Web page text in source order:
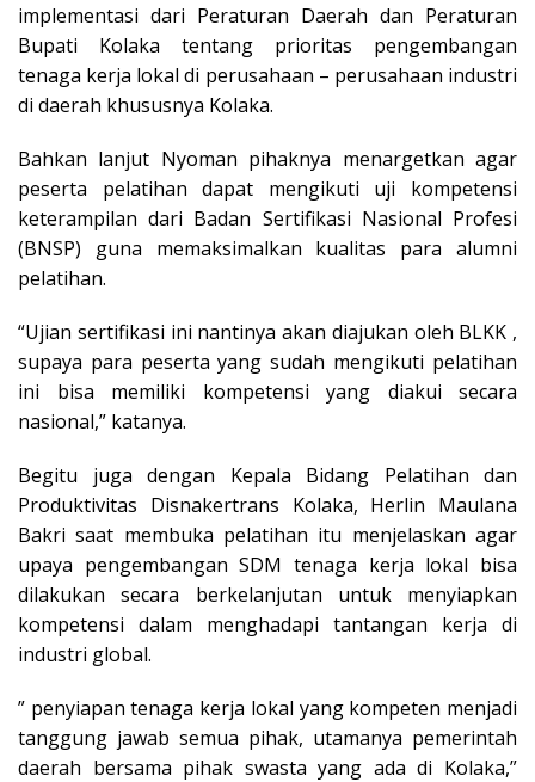
implementasi dari Peraturan Daerah dan Peraturan
Bupati Kolaka tentang prioritas pengembangan
tenaga kerja lokal di perusahaan – perusahaan industri
di daerah khususnya Kolaka.
Bahkan lanjut Nyoman pihaknya menargetkan agar
peserta pelatihan dapat mengikuti uji kompetensi
keterampilan dari Badan Sertifikasi Nasional Profesi
(BNSP) guna memaksimalkan kualitas para alumni
pelatihan.
“Ujian sertifikasi ini nantinya akan diajukan oleh BLKK ,
supaya para peserta yang sudah mengikuti pelatihan
ini bisa memiliki kompetensi yang diakui secara
nasional,” katanya.
Begitu juga dengan Kepala Bidang Pelatihan dan
Produktivitas Disnakertrans Kolaka, Herlin Maulana
Bakri saat membuka pelatihan itu menjelaskan agar
upaya pengembangan SDM tenaga kerja lokal bisa
dilakukan secara berkelanjutan untuk menyiapkan
kompetensi dalam menghadapi tantangan kerja di
industri global.
” penyiapan tenaga kerja lokal yang kompeten menjadi
tanggung jawab semua pihak, utamanya pemerintah
daerah bersama pihak swasta yang ada di Kolaka,”